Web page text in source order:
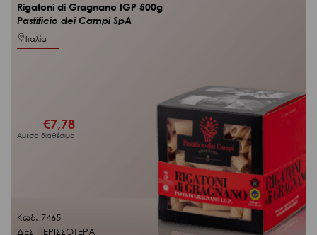
Κωδ. 7465
ΔΕΣ ΠΕΡΙΣΣΟΤΕΡΑ
Rigatoni di Gragnano IGP 500g
Pastificio dei Campi SpA
Ιταλία
€7,78
Άμεσα διαθέσιμο